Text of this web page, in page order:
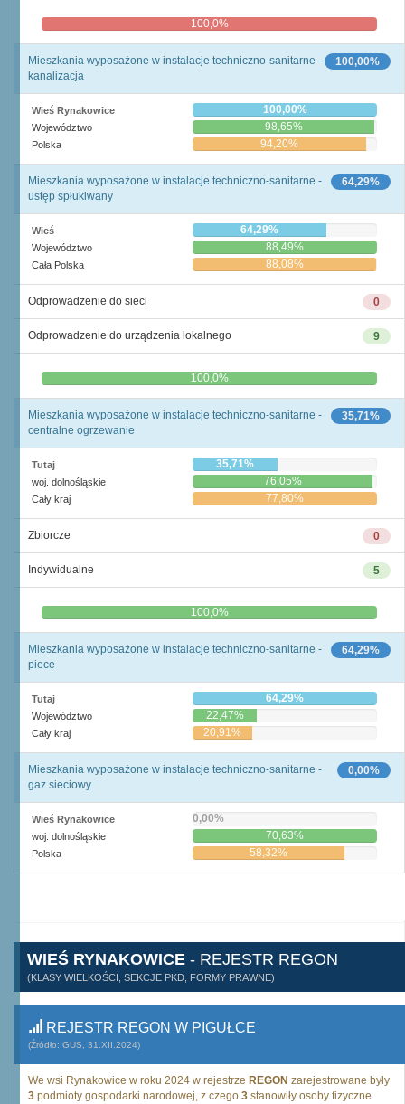
100,0%
100,00%
Mieszkania wyposażone w instalacje techniczno-sanitarne -
kanalizacja
Wieś Rynakowice 100,00%
Województwo 98,65%
Polska 94,20%
64,29%
Mieszkania wyposażone w instalacje techniczno-sanitarne -
ustęp spłukiwany
Wieś 64,29%
Województwo 88,49%
Cała Polska 88,08%
0
Odprowadzenie do sieci
9
Odprowadzenie do urządzenia lokalnego
0,0% 100,0%
35,71%
Mieszkania wyposażone w instalacje techniczno-sanitarne -
centralne ogrzewanie
Tutaj 35,71%
woj. dolnośląskie 76,05%
Cały kraj 77,80%
0
Zbiorcze
5
Indywidualne
0,0% 100,0%
64,29%
Mieszkania wyposażone w instalacje techniczno-sanitarne -
piece
Tutaj 64,29%
Województwo 22,47%
Cały kraj 20,91%
0,00%
Mieszkania wyposażone w instalacje techniczno-sanitarne -
gaz sieciowy
Wieś Rynakowice 0,00%
woj. dolnośląskie 70,63%
Polska 58,32%
WIEŚ RYNAKOWICE - REJESTR REGON
(KLASY WIELKOŚCI, SEKCJE PKD, FORMY PRAWNE)
REJESTR REGON W PIGUŁCE
(Źródło: GUS, 31.XII.2024)
We wsi Rynakowice w roku 2024 w rejestrze REGON zarejestrowane były
3 podmioty gospodarki narodowej, z czego 3 stanowiły osoby fizyczne